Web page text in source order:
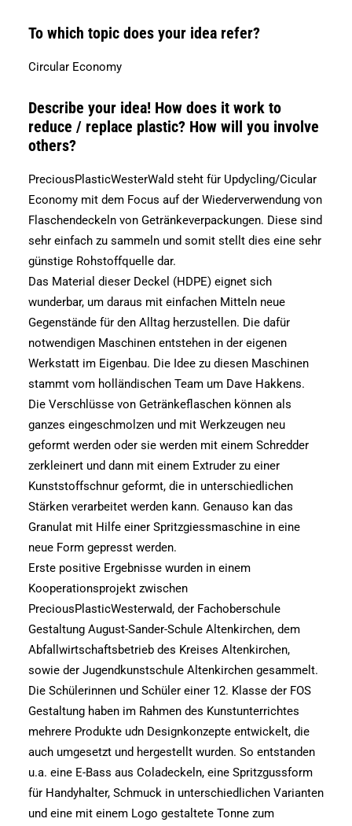
To which topic does your idea refer?
Circular Economy
Describe your idea! How does it work to
reduce / replace plastic? How will you involve
others?
PreciousPlasticWesterWald steht für Updycling/Cicular
Economy mit dem Focus auf der Wiederverwendung von
Flaschendeckeln von Getränkeverpackungen. Diese sind
sehr einfach zu sammeln und somit stellt dies eine sehr
günstige Rohstoffquelle dar.
Das Material dieser Deckel (HDPE) eignet sich
wunderbar, um daraus mit einfachen Mitteln neue
Gegenstände für den Alltag herzustellen. Die dafür
notwendigen Maschinen entstehen in der eigenen
Werkstatt im Eigenbau. Die Idee zu diesen Maschinen
stammt vom holländischen Team um Dave Hakkens.
Die Verschlüsse von Getränkeflaschen können als
ganzes eingeschmolzen und mit Werkzeugen neu
geformt werden oder sie werden mit einem Schredder
zerkleinert und dann mit einem Extruder zu einer
Kunststoffschnur geformt, die in unterschiedlichen
Stärken verarbeitet werden kann. Genauso kan das
Granulat mit Hilfe einer Spritzgiessmaschine in eine
neue Form gepresst werden.
Erste positive Ergebnisse wurden in einem
Kooperationsprojekt zwischen
PreciousPlasticWesterwald, der Fachoberschule
Gestaltung August-Sander-Schule Altenkirchen, dem
Abfallwirtschaftsbetrieb des Kreises Altenkirchen,
sowie der Jugendkunstschule Altenkirchen gesammelt.
Die Schülerinnen und Schüler einer 12. Klasse der FOS
Gestaltung haben im Rahmen des Kunstunterrichtes
mehrere Produkte udn Designkonzepte entwickelt, die
auch umgesetzt und hergestellt wurden. So entstanden
u.a. eine E-Bass aus Coladeckeln, eine Spritzgussform
für Handyhalter, Schmuck in unterschiedlichen Varianten
und eine mit einem Logo gestaltete Tonne zum